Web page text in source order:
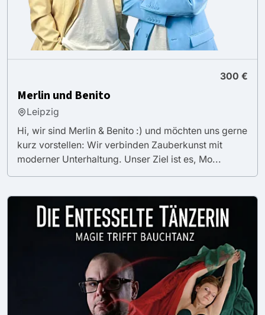
300 €
Merlin und Benito
Leipzig
Hi, wir sind Merlin & Benito :) und möchten uns gerne
kurz vorstellen: Wir verbinden Zauberkunst mit
moderner Unterhaltung. Unser Ziel ist es, Mo...